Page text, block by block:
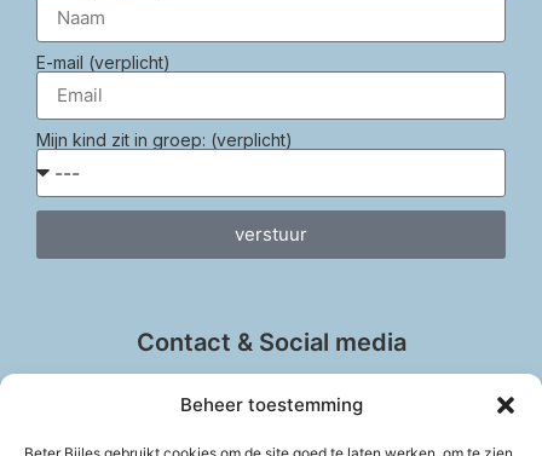
Beheer toestemming
E-mail (verplicht)
Mijn kind zit in groep: (verplicht)
verstuur
Contact & Social media